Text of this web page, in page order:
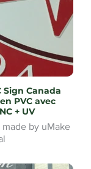
Sign Canada
PVC avec
+ UV
by uMake